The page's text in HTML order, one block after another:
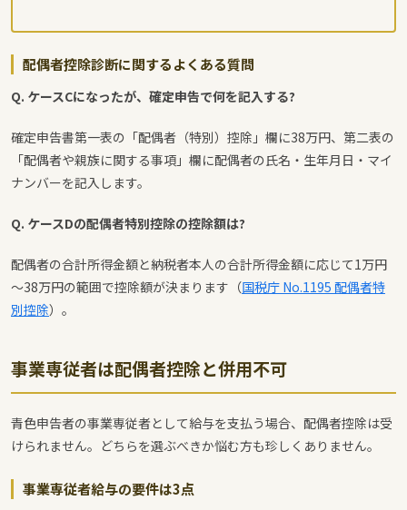
配偶者控除診断に関するよくある質問
Q. ケースCになったが、確定申告で何を記入する?
確定申告書第一表の「配偶者（特別）控除」欄に38万円、第二表の
「配偶者や親族に関する事項」欄に配偶者の氏名・生年月日・マイ
ナンバーを記入します。
Q. ケースDの配偶者特別控除の控除額は?
配偶者の合計所得金額と納税者本人の合計所得金額に応じて1万円
～38万円の範囲で控除額が決まります（国税庁 No.1195 配偶者特
別控除）。
事業専従者は配偶者控除と併用不可
青色申告者の事業専従者として給与を支払う場合、配偶者控除は受
けられません。どちらを選ぶべきか悩む方も珍しくありません。
事業専従者給与の要件は3点